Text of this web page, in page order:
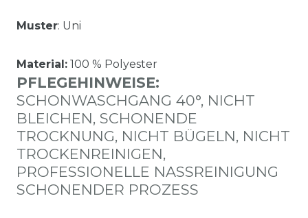
Muster: Uni
Material: 100 % Polyester
PFLEGEHINWEISE:
SCHONWASCHGANG 40°, NICHT
BLEICHEN, SCHONENDE
TROCKNUNG, NICHT BÜGELN, NICHT
TROCKENREINIGEN,
PROFESSIONELLE NASSREINIGUNG
SCHONENDER PROZESS